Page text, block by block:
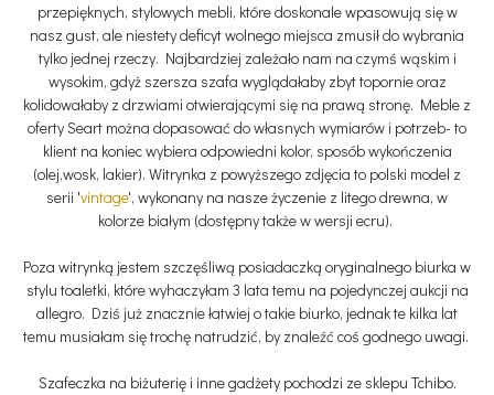
przepięknych, stylowych mebli, które doskonale wpasowują się w
nasz gust, ale niestety deficyt wolnego miejsca zmusił do wybrania
tylko jednej rzeczy. Najbardziej zależało nam na czymś wąskim i
wysokim, gdyż szersza szafa wyglądałaby zbyt topornie oraz
kolidowałaby z drzwiami otwierającymi się na prawą stronę. Meble z
oferty Seart można dopasować do własnych wymiarów i potrzeb- to
klient na koniec wybiera odpowiedni kolor, sposób wykończenia
(olej,wosk, lakier). Witrynka z powyższego zdjęcia to polski model z
serii 'vintage', wykonany na nasze życzenie z litego drewna, w
kolorze białym (dostępny także w wersji ecru).
Poza witrynką jestem szczęśliwą posiadaczką oryginalnego biurka w
stylu toaletki, które wyhaczyłam 3 lata temu na pojedynczej aukcji na
allegro. Dziś już znacznie łatwiej o takie biurko, jednak te kilka lat
temu musiałam się trochę natrudzić, by znaleźć coś godnego uwagi.
Szafeczka na biżuterię i inne gadżety pochodzi ze sklepu Tchibo.